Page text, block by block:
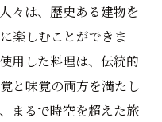
々は、歴史ある建物を
楽しむことができま
用した料理は、伝統的
と味覚の両方を満たし
まるで時空を超えた旅